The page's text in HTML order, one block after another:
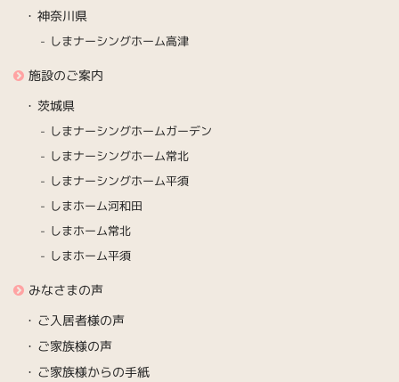
神奈川県
しまナーシングホーム高津
施設のご案内
茨城県
しまナーシングホームガーデン
しまナーシングホーム常北
しまナーシングホーム平須
しまホーム河和田
しまホーム常北
しまホーム平須
みなさまの声
ご入居者様の声
ご家族様の声
ご家族様からの手紙